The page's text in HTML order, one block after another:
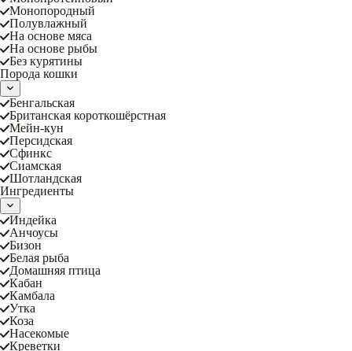
Монопородный
Полувлажный
На основе мяса
На основе рыбы
Без курятины
Порода кошки
Бенгальская
Британская короткошёрстная
Мейн-кун
Персидская
Сфинкс
Сиамская
Шотландская
Ингредиенты
Индейка
Анчоусы
Бизон
Белая рыба
Домашняя птица
Кабан
Камбала
Утка
Коза
Насекомые
Креветки